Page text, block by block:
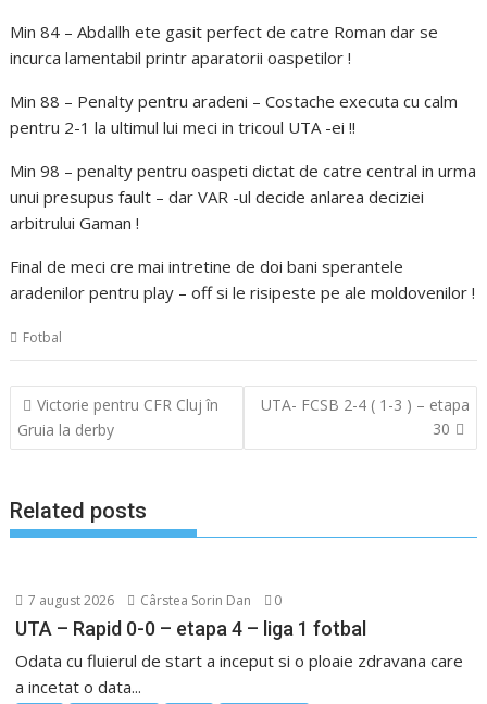
Min 84 – Abdallh ete gasit perfect de catre Roman dar se
incurca lamentabil printr aparatorii oaspetilor !
Min 88 – Penalty pentru aradeni – Costache executa cu calm
pentru 2-1 la ultimul lui meci in tricoul UTA -ei !!
Min 98 – penalty pentru oaspeti dictat de catre central in urma
unui presupus fault – dar VAR -ul decide anlarea deciziei
arbitrului Gaman !
Final de meci cre mai intretine de doi bani sperantele
aradenilor pentru play – off si le risipeste pe ale moldovenilor !
Fotbal
Navigare
în
articole
Victorie pentru CFR Cluj în
Gruia la derby
UTA- FCSB 2-4 ( 1-3 ) – etapa
30
Related posts
7 august 2026 Cârstea Sorin Dan 0
UTA – Rapid 0-0 – etapa 4 – liga 1 fotbal
Odata cu fluierul de start a inceput si o ploaie zdravana care
a incetat o data...